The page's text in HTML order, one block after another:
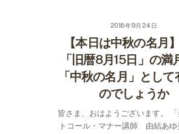
2018年9月24日
【本日は中秋の名月
「旧暦8月15日」の満
「中秋の名月」とし
のでしょうか
皆さま、おはようございます。
トコール・マナー講師 由結あゆ